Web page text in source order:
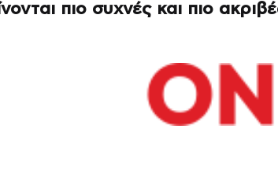
πιο συχνές και πιο